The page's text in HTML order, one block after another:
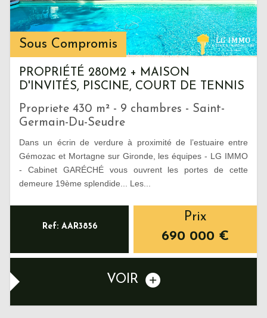
Sous Compromis
PROPRIÉTÉ 280M2 + MAISON
D'INVITÉS, PISCINE, COURT DE TENNIS
Propriete 430 m² - 9 chambres - Saint-
Germain-Du-Seudre
Dans un écrin de verdure à proximité de l’estuaire entre
Gémozac et Mortagne sur Gironde, les équipes - LG IMMO
- Cabinet GARÉCHÉ vous ouvrent les portes de cette
demeure 19ème splendide... Les...
Ref: AAR3856
Prix
690 000 €
VOIR